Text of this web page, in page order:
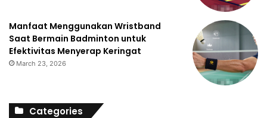
Manfaat Menggunakan Wristband
Saat Bermain Badminton untuk
Efektivitas Menyerap Keringat
March 23, 2026
Categories